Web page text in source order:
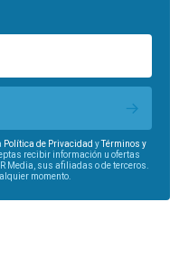
Política de Privacidad yTérminos y
recibir información u ofertas
Media, sus afiliadas o de terceros.
momento.